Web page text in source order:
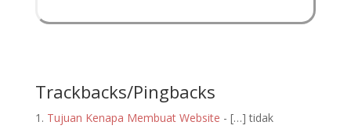
Trackbacks/Pingbacks
Tujuan Kenapa Membuat Website - […] tidak